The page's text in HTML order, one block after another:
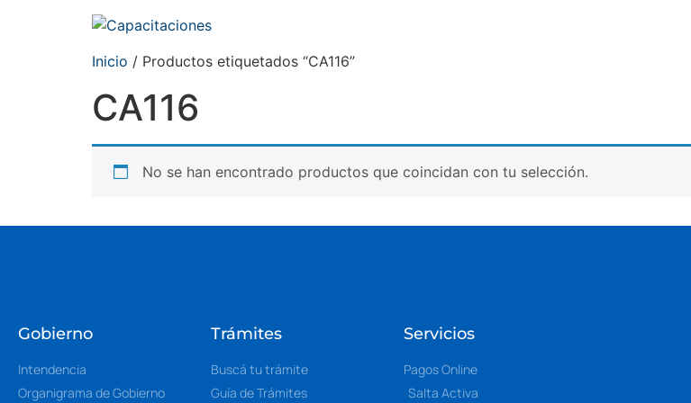
Inicio / Productos etiquetados “CA116”
CA116
No se han encontrado productos que coincidan con tu selección.
Gobierno
Intendencia
Organigrama de Gobierno
Trámites
Buscá tu trámite
Guía de Trámites
Servicios
Pagos Online
Salta Activa